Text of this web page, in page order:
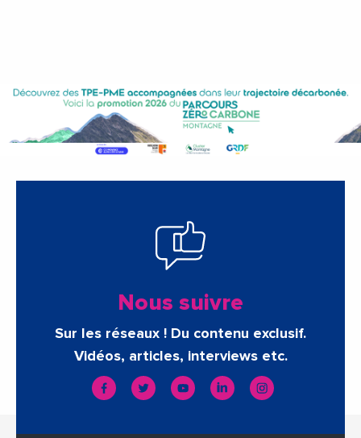
Nous suivre
Sur les réseaux ! Du contenu exclusif.
Vidéos, articles, interviews etc.